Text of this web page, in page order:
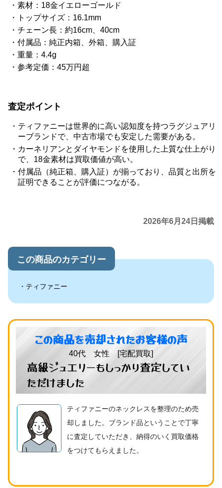
素材：18金イエローゴールド
トップサイズ：16.1mm
チェーン長：約16cm、40cm
付属品：純正内箱、外箱、購入証
重量：4.4g
参考定価：45万円超
査定ポイント
ティファニーは世界的に高い認知度を持つラグジュアリ
ーブランドで、中古市場でも安定した需要がある。
カーネリアンとダイヤモンドを使用した上質な仕上がり
で、18金素材は買取価値が高い。
付属品（純正箱、購入証）が揃っており、品質と出所を
証明できることが評価につながる。
2026年6月24日掲載
この商品のカテゴリー
ティファニー
この商品を売却されたお客様の声
40代 女性 [宅配買取]
高級ジュエリーもしっかり査定してい
ただけました
ティファニーのネックレスを整理のため売
却しました。ブランド品ということで丁寧
に査定していただき、納得のいく買取価格
をつけてもらえました。